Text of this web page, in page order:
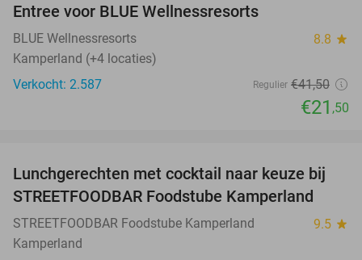
Entree voor BLUE Wellnessresorts
BLUE Wellnessresorts 8.8 star
Kamperland (+4 locaties)
Verkocht: 2.587
Regulier €41,50
€21 ,50
41%
Lunchgerechten met cocktail naar keuze bij
STREETFOODBAR Foodstube Kamperland
STREETFOODBAR Foodstube Kamperland 9.5 star
Kamperland